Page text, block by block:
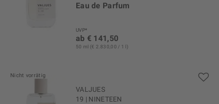
Eau de Parfum
UVP*
ab € 141,50
50 ml (€ 2.830,00 / 1 l)
Nicht vorrätig
VALJUES
19 | NINETEEN